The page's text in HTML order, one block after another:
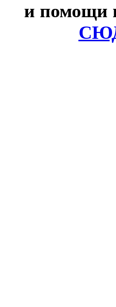
и помощи